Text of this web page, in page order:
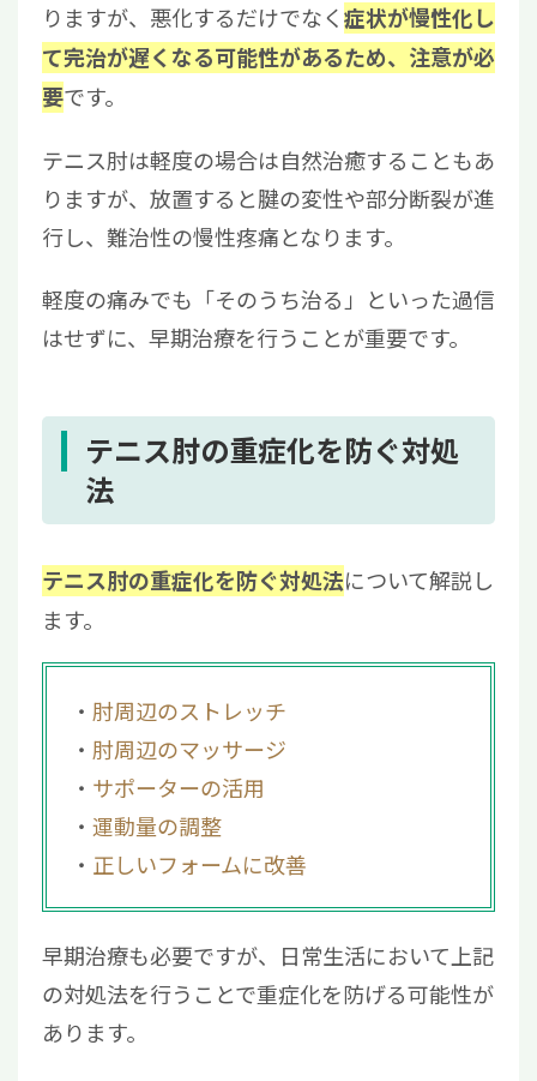
りますが、悪化するだけでなく症状が慢性化し
て完治が遅くなる可能性があるため、注意が必
要です。
テニス肘は軽度の場合は自然治癒することもあ
りますが、放置すると腱の変性や部分断裂が進
行し、難治性の慢性疼痛となります。
軽度の痛みでも「そのうち治る」といった過信
はせずに、早期治療を行うことが重要です。
テニス肘の重症化を防ぐ対処
法
テニス肘の重症化を防ぐ対処法について解説し
ます。
肘周辺のストレッチ
肘周辺のマッサージ
サポーターの活用
運動量の調整
正しいフォームに改善
早期治療も必要ですが、日常生活において上記
の対処法を行うことで重症化を防げる可能性が
あります。